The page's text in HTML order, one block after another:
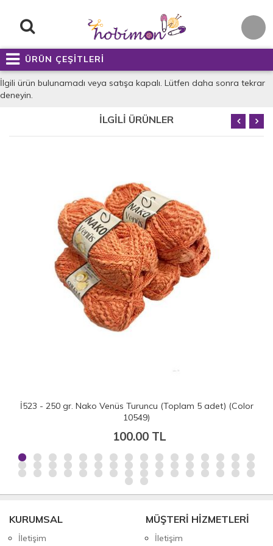
ÜRÜN ÇEŞİTLERİ
İlgili ürün bulunamadı veya satışa kapalı. Lütfen daha sonra tekrar
deneyin.
İLGİLİ ÜRÜNLER
İ523 - 250 gr. Nako Venüs Turuncu (Toplam 5 adet) (Color
10549)
100.00 TL
KURUMSAL
İletişim
MÜŞTERİ HİZMETLERİ
İletişim